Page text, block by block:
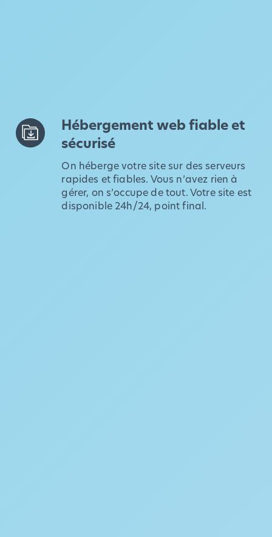
Hébergement web fiable et
sécurisé
On héberge votre site sur des serveurs
rapides et fiables. Vous n’avez rien à
gérer, on s’occupe de tout. Votre site est
disponible 24h/24, point final.